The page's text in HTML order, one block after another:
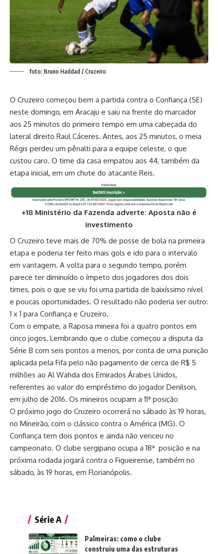
foto: Bruno Haddad / Cruzeiro
O Cruzeiro começou bem a partida contra o Confiança (SE)
neste domingo, em Aracaju e saiu na frente do marcador
aos 25 minutos do primeiro tempo em uma cabeçada do
lateral direito Raul Cáceres. Antes, aos 25 minutos, o meia
Régis perdeu um pênalti para a equipe celeste, o que
custou caro. O time da casa empatou aos 44, também da
etapa inicial, em um chute do atacante Reis.
+18 Ministério da Fazenda adverte: Aposta não é
investimento
O Cruzeiro teve mais de 70% de posse de bola na primeira
etapa e poderia ter feito mais gols e ido para o intervalo
em vantagem. A volta para o segundo tempo, porém
parece ter diminuído o ímpeto dos jogadores dos dois
times, pois o que se viu foi uma partida de baixíssimo nível
e poucas oportunidades. O resultado não poderia ser outro:
1 x 1 para Confiança e Cruzeiro.
Com o empate, a Raposa mineira foi a quatro pontos em
cinco jogos. Lembrando que o clube começou a disputa da
Série B com seis pontos a menos, por conta de uma punição
aplicada pela Fifa pelo não pagamento de cerca de R$ 5
milhões ao Al Wahda dos Emirados Árabes Unidos,
referentes ao valor do empréstimo do jogador Denilson,
em julho de 2016. Os mineiros ocupam a 11ª posição
O próximo jogo do Cruzeiro ocorrerá no sábado às 19 horas,
no Mineirão, com o clássico contra o América (MG). O
Confiança tem dois pontos e ainda não venceu no
campeonato. O clube sergipano ocupa a 18ª posição e na
próxima rodada jogará contra o Figueirense, também no
sábado, às 19 horas, em Florianópolis.
Série A
Palmeiras: como o clube
construiu uma das estruturas